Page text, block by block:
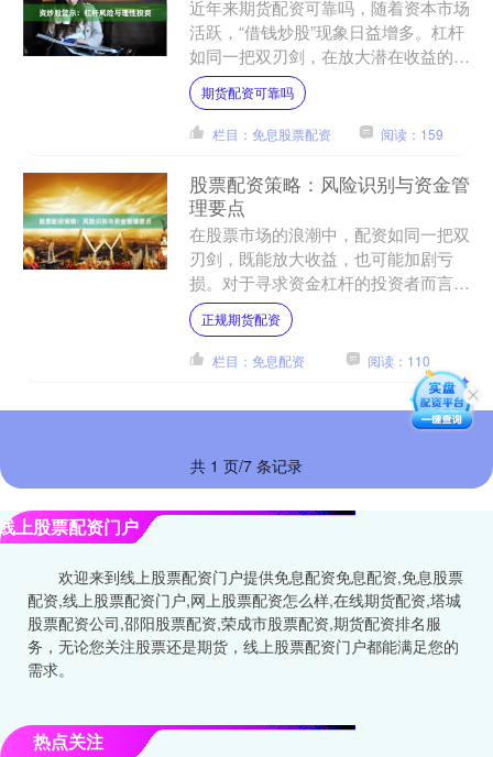
近年来期货配资可靠吗，随着资本市场
活跃，“借钱炒股”现象日益增多。杠杆
如同一把双刃剑，在放大潜在收益的同
时，更以惊人的倍数放大着投资风险。
当市场波动时，杠杆账户....
期货配资可靠吗
栏目：免息股票配资 阅读：159
股票配资策略：风险识别与资金管
理要点
在股票市场的浪潮中，配资如同一把双
刃剑，既能放大收益，也可能加剧亏
损。对于寻求资金杠杆的投资者而言，
制定科学的配资策略，核心在于精准的
风险识别与严格的资金管理。....
正规期货配资
栏目：免息配资 阅读：110
共 1 页/7 条记录
上股票配资门户
欢迎来到线上股票配资门户提供免息配资免息配资,免息股票
配资,线上股票配资门户,网上股票配资怎么样,在线期货配资,塔城
股票配资公司,邵阳股票配资,荣成市股票配资,期货配资排名服
务，无论您关注股票还是期货，线上股票配资门户都能满足您的
需求。
热点关注